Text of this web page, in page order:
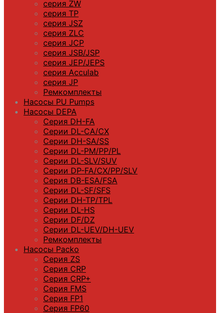
серия ZW
серия TP
серия JSZ
серия ZLC
серия JCP
серия JSB/JSP
серия JEP/JEPS
серия Acculab
серия JP
Ремкомплекты
Насосы PU Pumps
Насосы DEPA
Серия DH-FA
Серии DL-CA/CX
Серии DH-SA/SS
Серии DL-PM/РР/PL
Серии DL-SLV/SUV
Серии DP-FA/CX/PP/SLV
Серия DB-ЕSA/FSA
Серии DL-SF/SFS
Серии DН-ТP/ТPL
Серии DL-HS
Серии DF/DZ
Серии DL-UEV/DH-UEV
Ремкомплекты
Насосы Packo
Серия ZS
Серия CRP
Серия CRP+
Серия FMS
Серия FP1
Серия FP60